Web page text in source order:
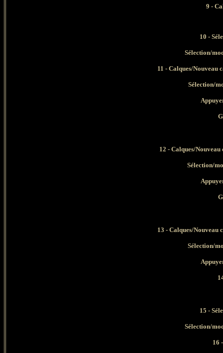
9 -
10 -
Sélection/
11 - Calques/Nouveau
Sélection/
12 - Calques/
Sélection/
13 - Calques/Nouveau
Sélection/
15 -
Sélection/
16